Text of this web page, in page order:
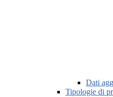
Dati
Tipologie di